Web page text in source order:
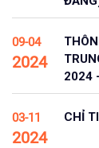
09-04
2024
2024
03-11
2024
CHỈ